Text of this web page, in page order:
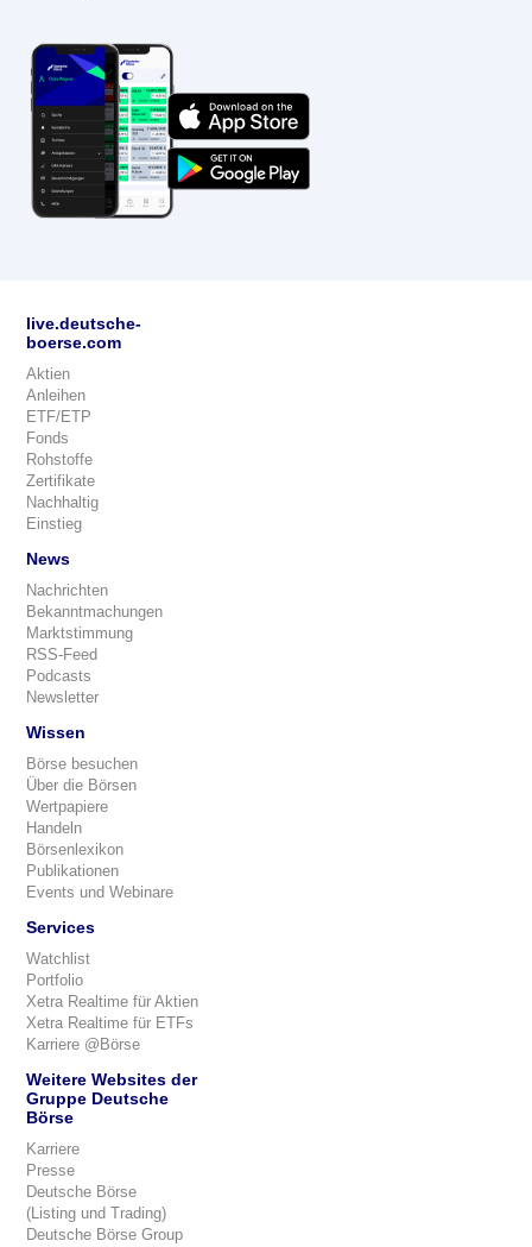
live.deutsche-
boerse.com
Aktien
Anleihen
ETF/ETP
Fonds
Rohstoffe
Zertifikate
Nachhaltig
Einstieg
News
Nachrichten
Bekanntmachungen
Marktstimmung
RSS-Feed
Podcasts
Newsletter
Wissen
Börse besuchen
Über die Börsen
Wertpapiere
Handeln
Börsenlexikon
Publikationen
Events und Webinare
Services
Watchlist
Portfolio
Xetra Realtime für Aktien
Xetra Realtime für ETFs
Karriere @Börse
Weitere Websites der
Gruppe Deutsche
Börse
Karriere
Presse
Deutsche Börse
(Listing und Trading)
Deutsche Börse Group